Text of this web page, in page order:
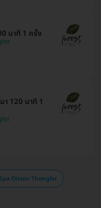
นาที 1 ครั้ง
120 นาที 1
Onsen Thonglor